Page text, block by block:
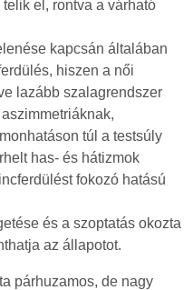
el, rontva a várható
kapcsán általában
hiszen a női
lazább szalagrendszer
túl a testsúly
has- és hátizmok
fokozó hatású
és a szoptatás okozta
az állapotot.
párhuzamos, de nagy